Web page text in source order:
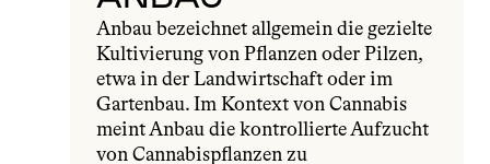
Anbau bezeichnet allgemein die gezielte
Kultivierung von Pflanzen oder Pilzen,
etwa in der Landwirtschaft oder im
Gartenbau. Im Kontext von Cannabis
meint Anbau die kontrollierte Aufzucht
von Cannabispflanzen zu